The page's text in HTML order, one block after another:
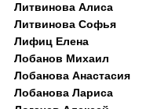
Литвинова Алиса
Литвинова Софья
Лифиц Елена
Лобанов Михаил
Лобанова Анастасия
Лобанова Лариса